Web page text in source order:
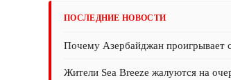
ПОСЛЕДНИЕ НОВОСТИ
Почему Азербайджан проигрывает
Жители Sea Breeze жалуются на